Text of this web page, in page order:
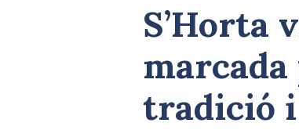
S’Horta
marcada
tradició